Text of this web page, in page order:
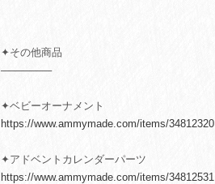
✦その他商品
───────
✦ベビーオーナメント
https://www.ammymade.com/items/34812320
✦アドベントカレンダーパーツ
https://www.ammymade.com/items/34812531